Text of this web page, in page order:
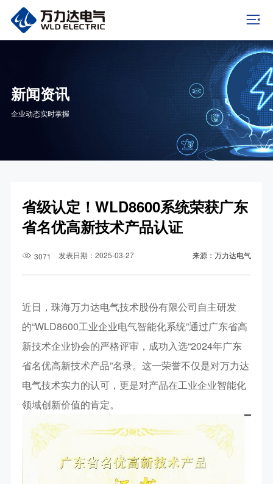
新闻资讯
企业动态实时掌握
省级认定！WLD8600系统荣获广东
省名优高新技术产品认证
3071 发表日期：2025-03-27 来源：万力达电气
近日，珠海万力达电气技术股份有限公司自主研发
的“WLD8600工业企业电气智能化系统”通过广东省高
新技术企业协会的严格评审，成功入选“2024年广东
省名优高新技术产品”名录。这一荣誉不仅是对万力达
电气技术实力的认可，更是对产品在工业企业智能化
领域创新价值的肯定。